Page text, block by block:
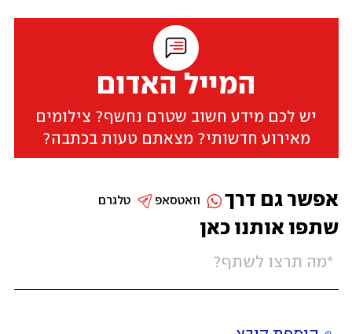
המייל האדום
יש לכם מידע חשוב שטרם נחשף? צילומים
מאירוע חדשותי? מצאתם טעות בכתבה?
שתפו אותנו כאן
אפשר גם דרך טלגרם וואטסאפ